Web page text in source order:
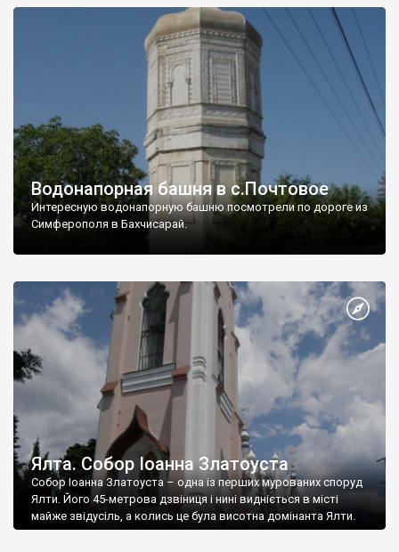
Водонапорная башня в с.Почтовое
Интересную водонапорную башню посмотрели по дороге из
Симферополя в Бахчисарай.
Ялта. Собор Іоанна Златоуста
Собор Іоанна Златоуста – одна із перших мурованих споруд
Ялти. Його 45-метрова дзвіниця і нині видніється в місті
майже звідусіль, а колись це була висотна домінанта Ялти.